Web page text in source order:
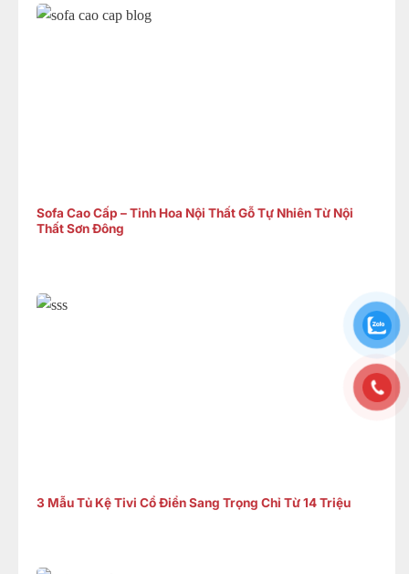
Sofa Cao Cấp – Tinh Hoa Nội Thất Gỗ Tự Nhiên Từ Nội
Thất Sơn Đông
3 Mẫu Tủ Kệ Tivi Cổ Điển Sang Trọng Chỉ Từ 14 Triệu